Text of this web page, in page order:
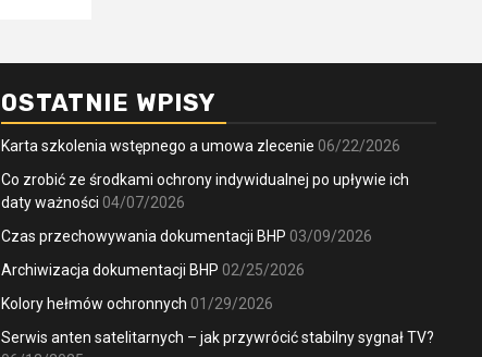
OSTATNIE WPISY
Karta szkolenia wstępnego a umowa zlecenie 06/22/2026
Co zrobić ze środkami ochrony indywidualnej po upływie ich
daty ważności 04/07/2026
Czas przechowywania dokumentacji BHP 03/09/2026
Archiwizacja dokumentacji BHP 02/25/2026
Kolory hełmów ochronnych 01/29/2026
Serwis anten satelitarnych – jak przywrócić stabilny sygnał TV?